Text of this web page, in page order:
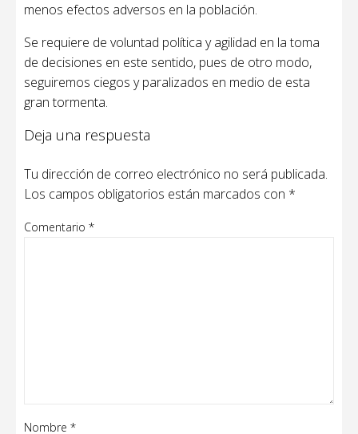
menos efectos adversos en la población.
Se requiere de voluntad política y agilidad en la toma
de decisiones en este sentido, pues de otro modo,
seguiremos ciegos y paralizados en medio de esta
gran tormenta.
Deja una respuesta
Tu dirección de correo electrónico no será publicada.
Los campos obligatorios están marcados con *
Comentario *
Nombre *